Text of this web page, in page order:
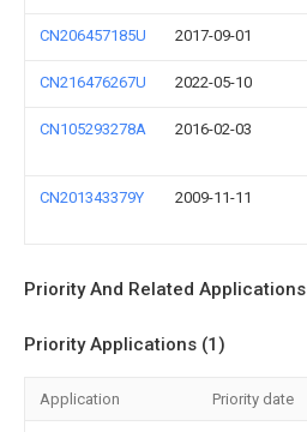
CN206457185U 2017-09-01
CN216476267U 2022-05-10
CN105293278A 2016-02-03
CN201343379Y 2009-11-11
Priority And Related Applications
Priority Applications (1)
Application Priority date